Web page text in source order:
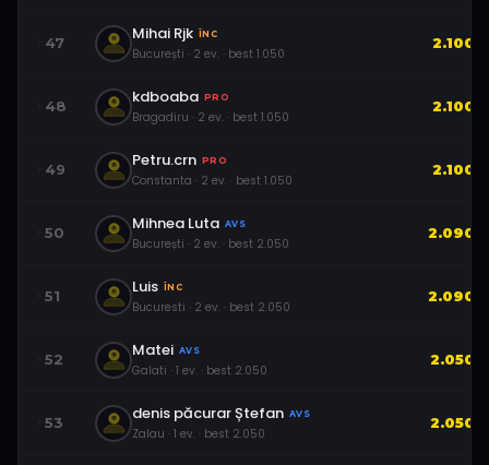
47 Mihai Rjk ÎNC
București · 2 ev. · best 1.050
2.100
48 kdboaba PRO
Bragadiru · 2 ev. · best 1.050
2.100
49 Petru.crn PRO
Constanta · 2 ev. · best 1.050
2.100
50 Mihnea Luta AVS
București · 2 ev. · best 2.050
2.090
51 Luis ÎNC
Bucuresti · 2 ev. · best 2.050
2.090
52 Matei AVS
Galati · 1 ev. · best 2.050
2.050
53 denis păcurar Ștefan AVS
Zalau · 1 ev. · best 2.050
2.050